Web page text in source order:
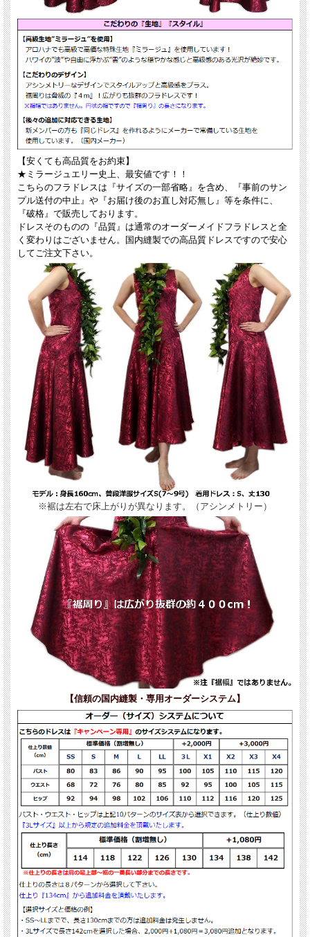
【安くても高品質をお約束】
★ミラージュエリー史上、最安値です！！
こちらのフラドレスは『サイズの一部省略』を含め、『事前のサン
プル送付の中止』や『お届け後のお直し対応無し』等を条件に、
『破格』で販売しております。
ドレスそのものの『品質』は通常のオーダーメイドフラドレスと全
く変わりはございません。国内縫製での高品質ドレスですので安心
してご注文下さい。
※裾は左右で床上がりが異なります。（アシンメトリー）
【信頼の国内縫製・専用オーダーシステム】